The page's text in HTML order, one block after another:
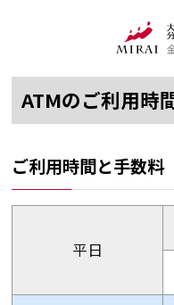
ATMのご利用時
ご利用時間と手数料
平日